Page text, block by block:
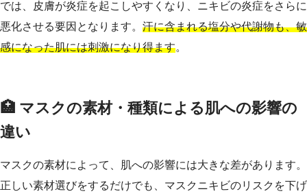
では、皮膚が炎症を起こしやすくなり、ニキビの炎症をさらに
悪化させる要因となります。 汗に含まれる塩分や代謝物も、敏
感になった肌には刺激になり得ます。
🏥 マスクの素材・種類による肌への影響の
違い
マスクの素材によって、肌への影響には大きな差があります。
正しい素材選びをするだけでも、マスクニキビのリスクを下げ